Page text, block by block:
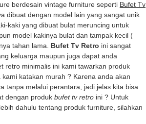
berdesain vintage furniture seperti Bufet Tv
dibuat dengan model lain yang sangat unik
kaki yang dibuat bulat meruncing untuk
model kakinya bulat dan tampak kecil (
tahan lama. Bufet Tv Retro ini sangat
keluarga maupun juga dapat anda
retro minimalis ini kami tawarkan produk
katakan murah ? Karena anda akan
tanpa melalui perantara, jadi jelas kita bisa
dengan produk bufet tv retro ini ? Untuk
dahulu tentang produk furniture, silahkan